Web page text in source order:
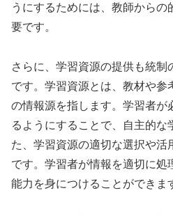
うにするためには、教師から
要です。
さらに、学習資源の提供も統
です。学習資源とは、教材や参
の情報源を指します。学習者が
るようにすることで、自主的な
た、学習資源の適切な選択や活
です。学習者が情報を適切に処
能力を身につけることができま